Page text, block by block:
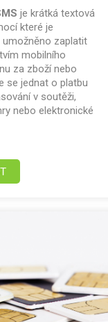
je krátká textová
které je
umožněno zaplatit
mobilního
za zboží nebo
se jednat o platbu
v soutěži,
nebo elektronické